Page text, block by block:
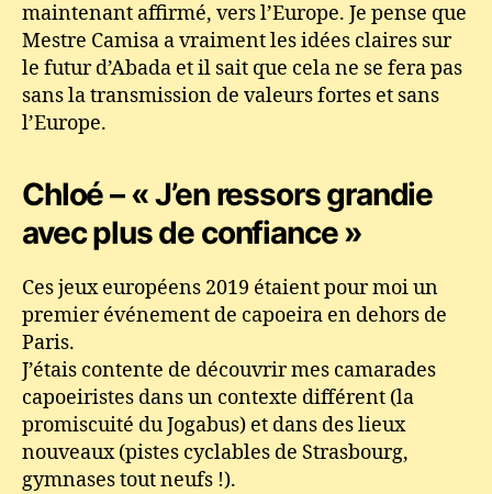
maintenant affirmé, vers l’Europe. Je pense que
Mestre Camisa a vraiment les idées claires sur
le futur d’Abada et il sait que cela ne se fera pas
sans la transmission de valeurs fortes et sans
l’Europe.
Chloé – « J’en ressors grandie
avec plus de confiance »
Ces jeux européens 2019 étaient pour moi un
premier événement de capoeira en dehors de
Paris.
J’étais contente de découvrir mes camarades
capoeiristes dans un contexte différent (la
promiscuité du Jogabus) et dans des lieux
nouveaux (pistes cyclables de Strasbourg,
gymnases tout neufs !).